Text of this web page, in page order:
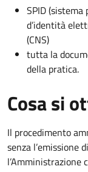
SPID
d’identità
(CNS)
tutta la
della pratica.
Cosa si
Il procedimento
senza l’emissione
l’Amministrazione